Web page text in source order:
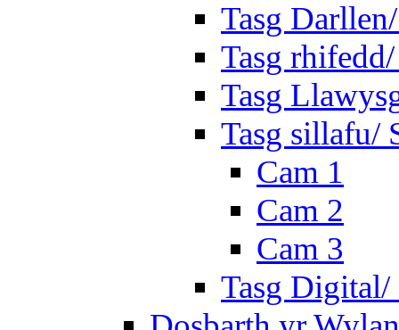
Tasg
Tasg
Tasg
Tasg sillafu/
Cam 1
Cam 2
Cam 3
Tasg